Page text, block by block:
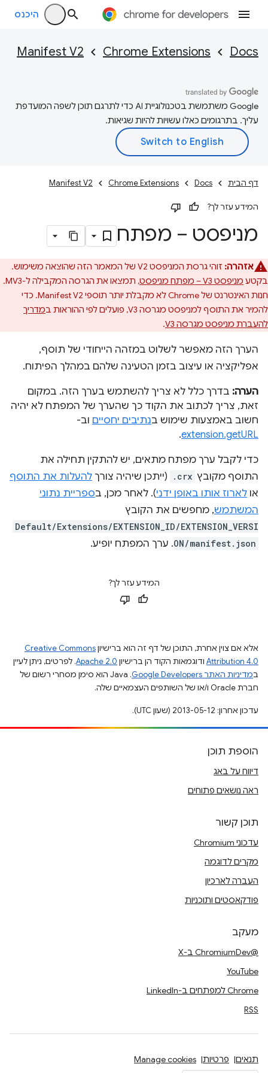
היכנס
Docs
Chrome Extensions
Manifest V2
‫Google משתמשת בטכנולוגיית AI כדי לתרגם תוכן לשפה המועדפת
עליך. בתרגומים כאלו עשויות להיות שגיאות.
דף הבית Docs
Chrome Extensions
Manifest V2
המידע עזר לך?
מניפסט – מפתח
אזהרה:
זוהי גרסת המניפסט V2 של המאמר הזה שהוצאה משימוש.
בקטע מניפסט V3 – מפתח מניפסט
, תמצאו את הגרסה המקבילה ל-MV3.
חנות האינטרנט של Chrome לא מקבלת יותר תוספי Manifest V2. כדי
להמיר את התוסף למניפסט מגרסה V3, פועלים לפי ההוראות ב
מדריך
להעברת מניפסט מגרסה V3
.
הערך הזה מאפשר לשלוט במזהה הייחודי של תוסף,
אפליקציה או עיצוב בזמן הטעינה שלהם במהלך הפיתוח.
הערה: בדרך כלל לא צריך להשתמש בערך הזה. במקום
זאת, צריך לכתוב את הקוד כך שהערך של המפתח לא יהיה
חשוב באמצעות שימוש בנתיבים יחסיים וב-
extension.getURL
.
כדי לקבל ערך מפתח מתאים, יש להתקין תחילה את
התוסף מקובץ .crx (ייתכן שיהיה צורך להעלות את התוסף
או לארוז אותו באופן ידני). לאחר מכן, בספריית נתוני
המשתמש, מחפשים את הקובץ
Default/Extensions/EXTENSION_ID/EXTENSION_VERSI
ON/manifest.json. ערך המפתח יופיע.
המידע עזר לך?
אלא אם צוין אחרת, התוכן של דף זה הוא ברישיוןCreative Commons
Attribution 4.0 ודוגמאות הקוד הן ברישיון Apache 2.0. לפרטים, ניתן לעיין
במדיניות האתר Google Developers‏
.‏ Java הוא סימן מסחרי רשום של
חברת Oracle ו/או של השותפים העצמאיים שלה.
עדכון אחרון: 2013-05-12 (שעון UTC).
הוספת תוכן
דיווח על באג
ראה נושאים פתוחים
תוכן קשור
עדכוני Chromium
מקרים לדוגמה
העברה לארכיון
פודקאסטים ותוכניות
מעקב
@ChromiumDev ב-X
YouTube
Chrome למפתחים ב-LinkedIn
RSS
תנאים פרטיות Manage cookies